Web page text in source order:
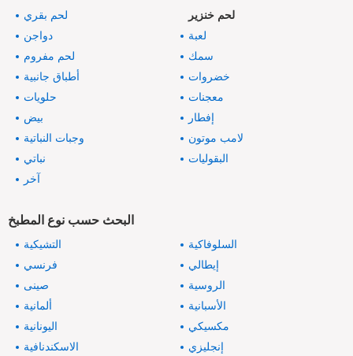
لحم بقري
لحم خنزير
دواجن
لعبة
لحم مفروم
سمك
أطباق جانبية
خضروات
حلويات
معجنات
بيض
إفطار
وجبات النباتية
لامب موتون
نباتي
البقوليات
آخر
البحث حسب نوع المطبخ
التشيكية
السلوفاكية
فرنسي
إيطالي
صينى
الروسية
ألمانية
الأسبانية
اليونانية
مكسيكي
الاسكندنافية
إنجليزي